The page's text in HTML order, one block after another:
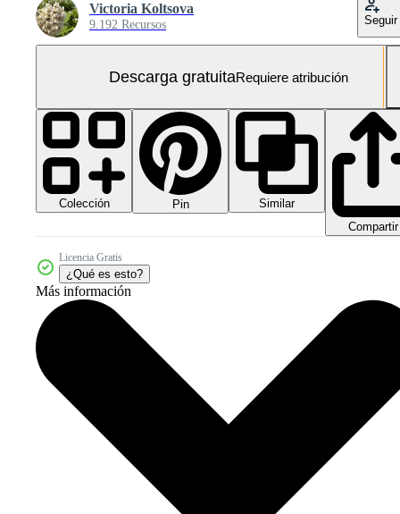
Victoria Koltsova
9.192 Recursos Seguir
Descarga gratuitaRequiere atribución
Colección Pin
Similar
Compartir
Licencia Gratis
¿Qué es esto?
Más información